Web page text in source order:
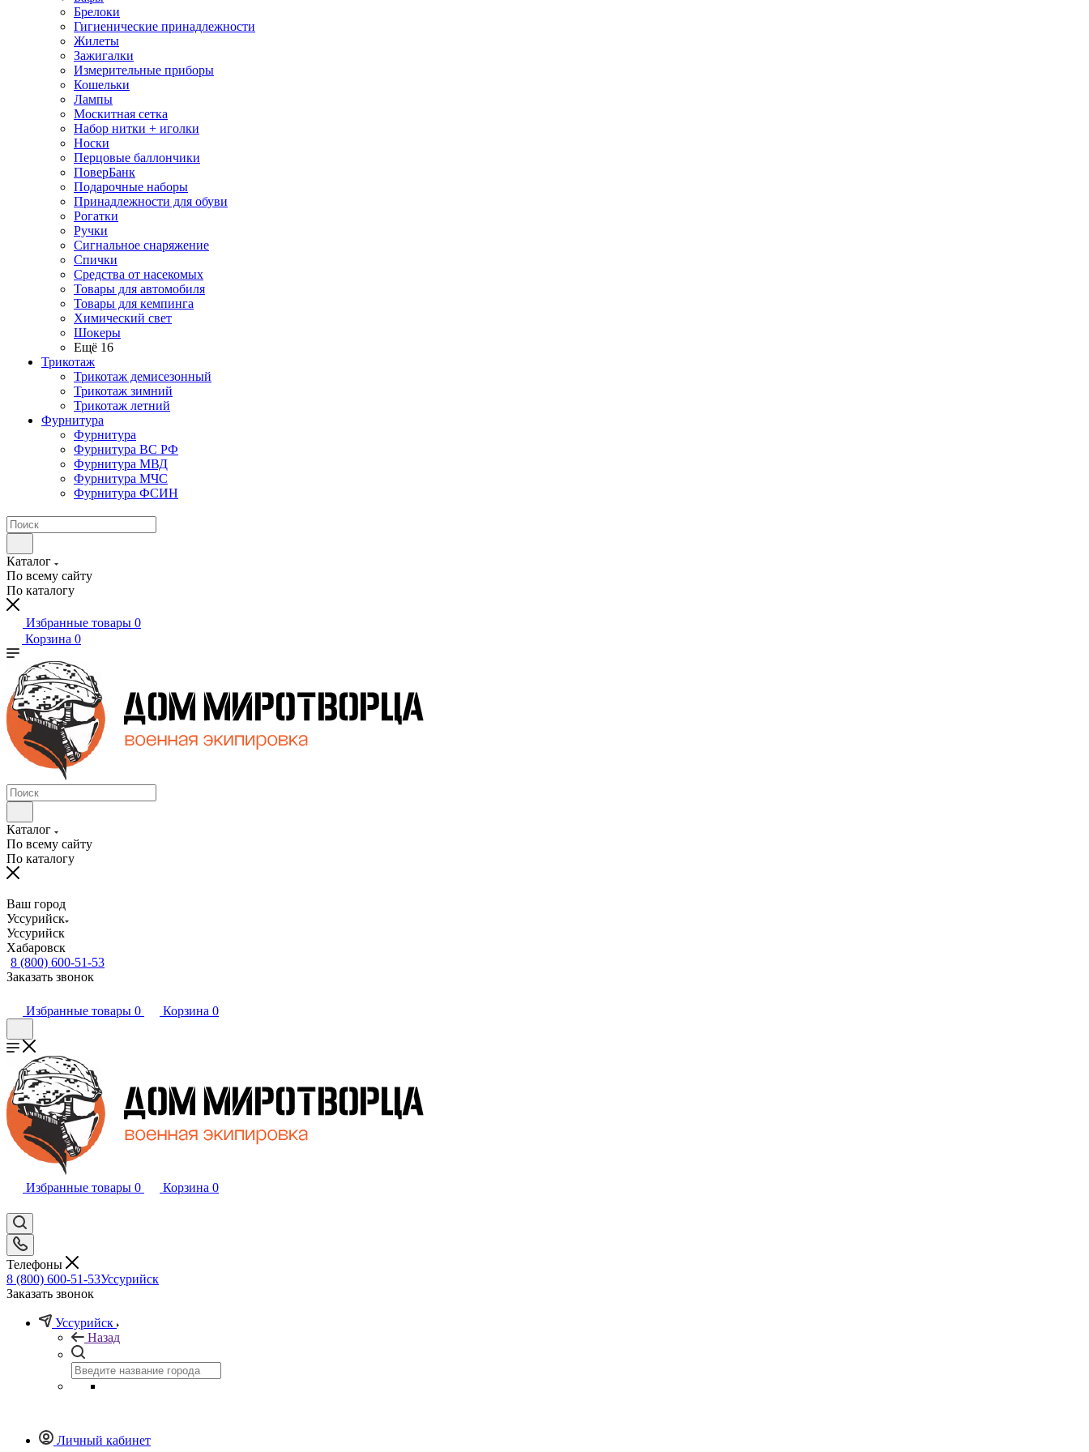
Брелоки
Гигиенические принадлежности
Жилеты
Зажигалки
Измерительные приборы
Кошельки
Лампы
Москитная сетка
Набор нитки + иголки
Носки
Перцовые баллончики
ПоверБанк
Подарочные наборы
Принадлежности для обуви
Рогатки
Ручки
Сигнальное снаряжение
Спички
Средства от насекомых
Товары для автомобиля
Товары для кемпинга
Химический свет
Шокеры
Ещё 16
Трикотаж
Трикотаж демисезонный
Трикотаж зимний
Трикотаж летний
Фурнитура
Фурнитура
Фурнитура ВС РФ
Фурнитура МВД
Фурнитура МЧС
Фурнитура ФСИН
Каталог
По всему сайту
По каталогу
Избранные товары 0
Корзина 0
Каталог
По всему сайту
По каталогу
Ваш город
Уссурийск
Уссурийск
Хабаровск
8 (800) 600-51-53
Заказать звонок
Избранные товары 0 Корзина 0
Избранные товары 0 Корзина 0
Телефоны
8 (800) 600-51-53Уссурийск
Заказать звонок
Уссурийск
Назад
Личный кабинет